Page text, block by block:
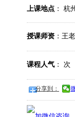
上课地点
授课师资 ：
课程人气 ：
分享到：